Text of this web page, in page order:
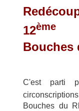
12ème
Bouches
C'est parti
Bouches du